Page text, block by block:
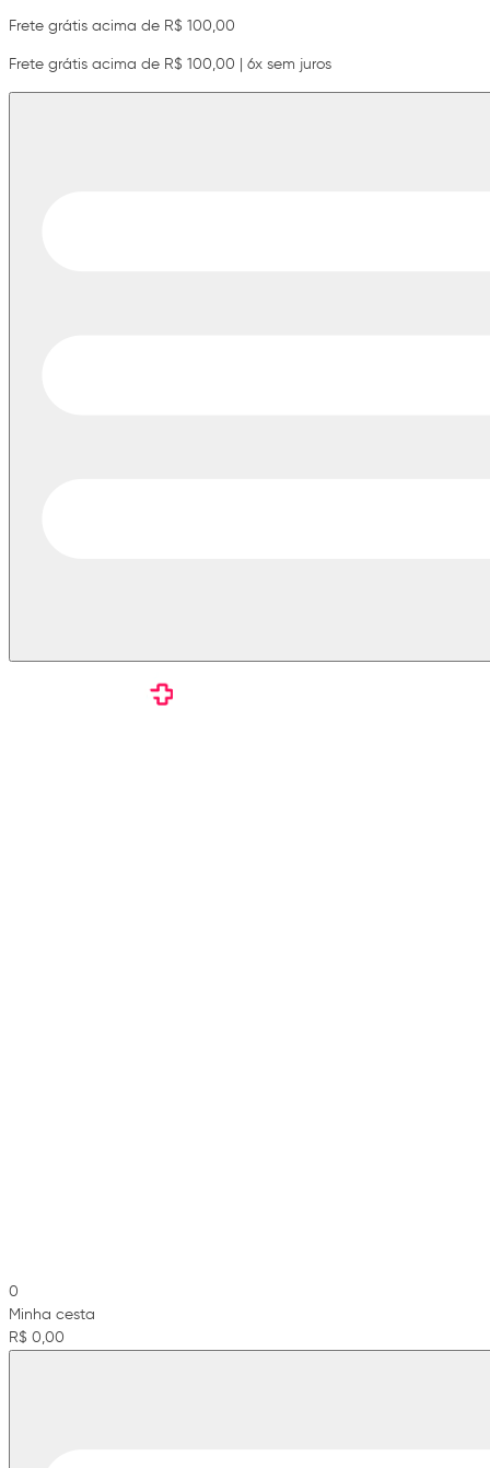
Frete grátis acima de R$ 100,00
Frete grátis acima de R$ 100,00 | 6x sem juros
0
Minha cesta
R$ 0,00